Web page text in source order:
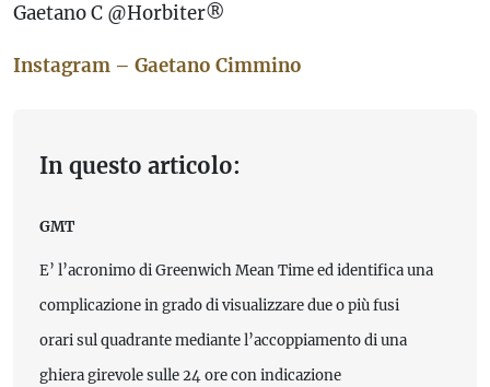
Gaetano C @Horbiter®
Instagram – Gaetano Cimmino
In questo articolo:
GMT
E’ l’acronimo di Greenwich Mean Time ed identifica una
complicazione in grado di visualizzare due o più fusi
orari sul quadrante mediante l’accoppiamento di una
ghiera girevole sulle 24 ore con indicazione